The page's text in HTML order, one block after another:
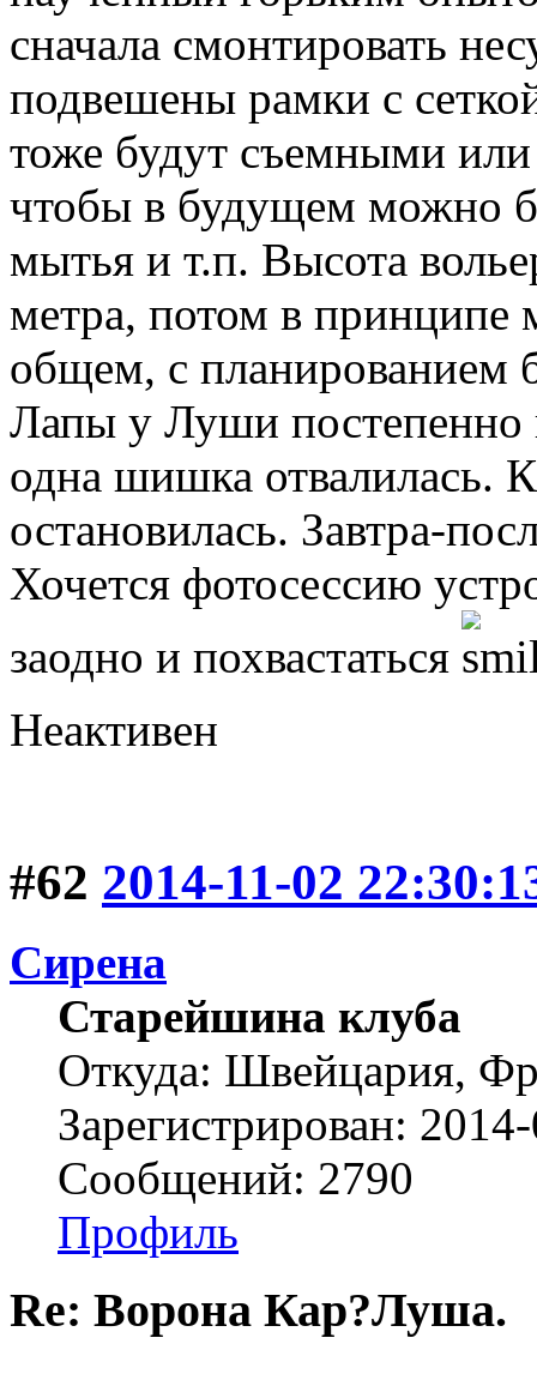
сначала смонтировать
подвешены рамки с
тоже будут съемными или
чтобы в будущем можно
мытья и т.п. Высота
метра, потом в принципе
общем, с планированием
Лапы у Луши постепенно
одна шишка отвалилась.
остановилась. Завтра-
Хочется фотосессию
заодно и похвастаться
Неактивен
#62 2014-11-02
Сирена
Старейшина клуба
Откуда: Швейцария,
Зарегистрирован:
Сообщений: 2790
Профиль
Re: Ворона Кар?Луша.